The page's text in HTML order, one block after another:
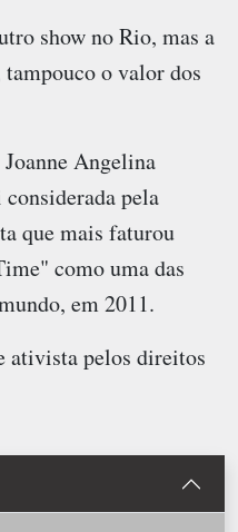
show no Rio, mas a
o valor dos
Angelina
pela
que mais faturou
como uma das
em 2011.
ativista pelos direitos